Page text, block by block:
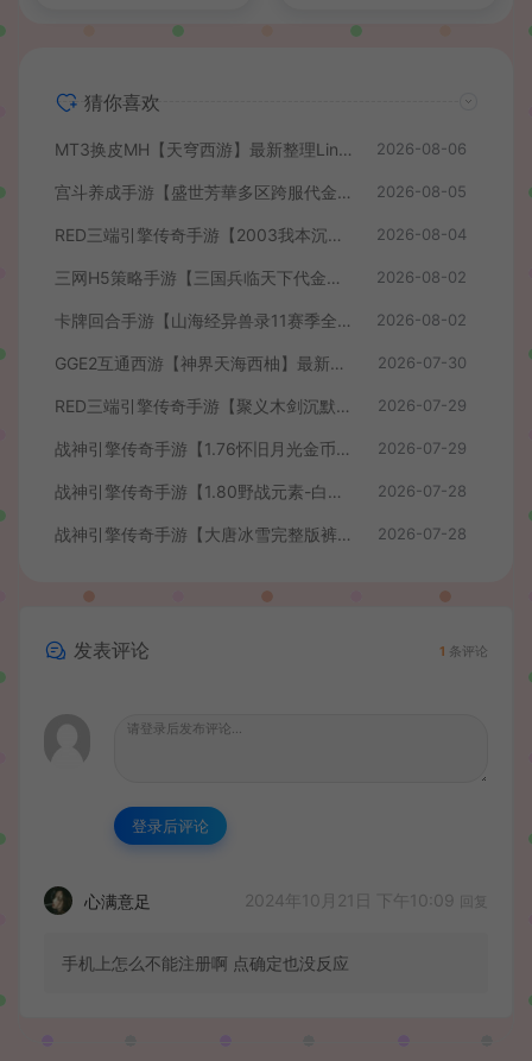
猜你喜欢
MT3换皮MH【天穹西游】最新整理Linux手工服务端+安卓苹果双端+GM后台+详细搭建教程+全套源码+视频教程 2026-08-06
宫斗养成手游【盛世芳華多区跨服代金券本地优化版】最新整理单机一键即玩端+Linux手工服务端+CDK授权后台+安卓+详细搭建教程 2026-08-05
RED三端引擎传奇手游【2003我本沉默】最新整理Win系服务端+安卓苹果PC三端+详细搭建教程 2026-08-04
三网H5策略手游【三国兵临天下代金券内购七合修复版】最新整理单机一键即玩镜像端+Linux手工服务端+管理后台+GM授权后台+简易安卓客户端+详细搭建教程+视频教程 2026-08-02
卡牌回合手游【山海经异兽录11赛季全人物代金券内购版】最新整理WIN系服务端+授权GM后台+管理后台+热更修改工具+安卓+详细搭建教程 2026-08-02
GGE2互通西游【神界天海西柚】最新整理Win系服务端+安卓苹果PC三端+内置GM工具+全套源码+详细搭建教程+视频教程 2026-07-30
RED三端引擎传奇手游【聚义木剑沉默高仿嘟嘟沉默】最新整理Win系服务端+安卓苹果PC三端+详细搭建教程 2026-07-29
战神引擎传奇手游【1.76怀旧月光金币版】最新整理Win系复古服务端+安卓苹果双端+GM授权物品后台+详细搭建教程 2026-07-29
战神引擎传奇手游【1.80野战元素-白猪7.2免授权】最新整理Win系特色服务端+安卓+GM授权物品后台+详细搭建教程 2026-07-28
战神引擎传奇手游【大唐冰雪完整版裤衩7.0免授权】最新整理Win系特色服务端+GM授权后台+安卓苹果双端+详细搭建教程 2026-07-28
发表评论 1 条评论
登录后评论
心满意足 2024年10月21日 下午10:09 回复
手机上怎么不能注册啊 点确定也没反应